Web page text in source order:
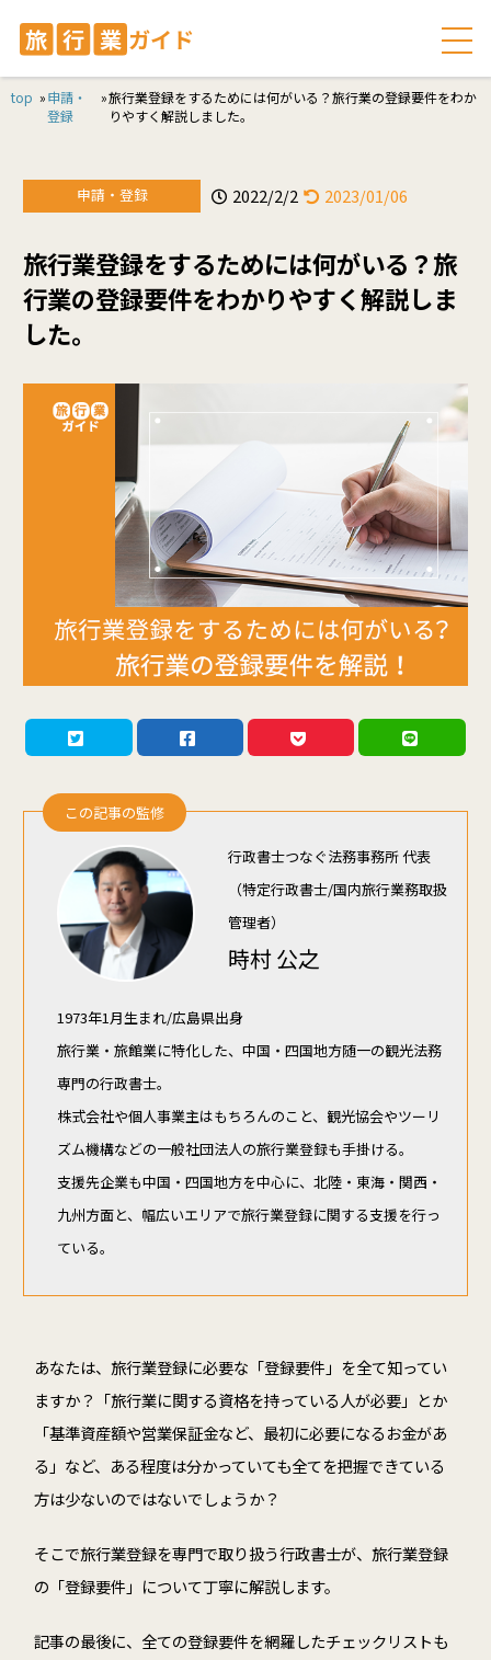
top »申請・
登録
»旅行業登録をするためには何がいる？旅行業の登録要件をわか
りやすく解説しました。
申請・登録 2022/2/2 2023/01/06
旅行業登録をするためには何がいる？旅
行業の登録要件をわかりやすく解説しま
した。
この記事の監修
行政書士つなぐ法務事務所 代表
（特定行政書士/国内旅行業務取扱
管理者）
時村 公之
1973年1月生まれ/広島県出身
旅行業・旅館業に特化した、中国・四国地方随一の観光法務
専門の行政書士。
株式会社や個人事業主はもちろんのこと、観光協会やツーリ
ズム機構などの一般社団法人の旅行業登録も手掛ける。
支援先企業も中国・四国地方を中心に、北陸・東海・関西・
九州方面と、幅広いエリアで旅行業登録に関する支援を行っ
ている。
あなたは、旅行業登録に必要な「登録要件」を全て知ってい
ますか？「旅行業に関する資格を持っている人が必要」とか
「基準資産額や営業保証金など、最初に必要になるお金があ
る」など、ある程度は分かっていても全てを把握できている
方は少ないのではないでしょうか？
そこで旅行業登録を専門で取り扱う行政書士が、旅行業登録
の「登録要件」について丁寧に解説します。
記事の最後に、全ての登録要件を網羅したチェックリストも